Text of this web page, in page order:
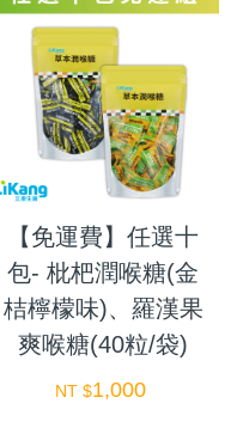
【免運費】任選十
包- 枇杷潤喉糖(金
桔檸檬味)、羅漢果
爽喉糖(40粒/袋)
NT $1,000